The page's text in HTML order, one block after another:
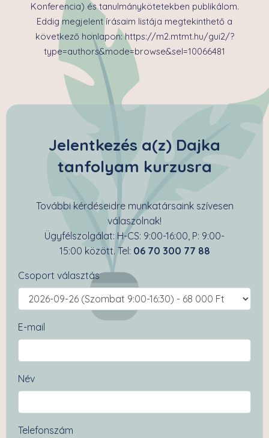
Konferencia) és tanulmánykötetekben publikálom.
Eddig megjelent írásaim listája megtekinthető a
következő honlapon: https://m2.mtmt.hu/gui2/?
type=authors&mode=browse&sel=10066481
Jelentkezés a(z) Dajka
tanfolyam kurzusra
További kérdéseidre munkatársaink szívesen
válaszolnak!
Ügyfélszolgálat: H-CS: 9:00-16:00, P: 9:00-
15:00 között. Tel: 06 70 300 77 88
Csoport választás
E-mail
Név
Telefonszám